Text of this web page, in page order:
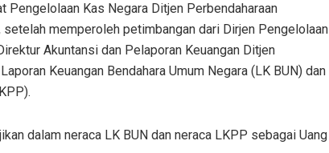
Kas Negara Ditjen Perbendaharaan
memperoleh petimbangan dari Dirjen Pengelolaan
Akuntansi dan Pelaporan Keuangan Ditjen
Keuangan Bendahara Umum Negara (LK BUN) dan
dalam neraca LK BUN dan neraca LKPP sebagai Uang